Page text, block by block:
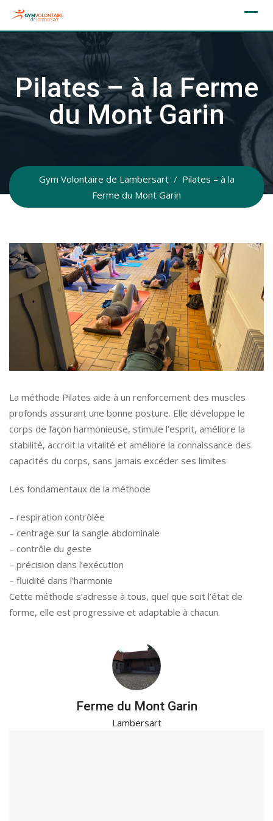
Skip
content
Pilates – à la Ferme
du Mont Garin
Gym Volontaire de Lambersart / Pilates – à la
Ferme du Mont Garin
La méthode Pilates aide à un renforcement des muscles
profonds assurant une bonne posture. Elle développe le
corps de façon harmonieuse, stimule l’esprit, améliore la
stabilité, accroit la vitalité et améliore la connaissance des
capacités du corps, sans jamais excéder ses limites
Les fondamentaux de la méthode
– respiration contrôlée
– centrage sur la sangle abdominale
– contrôle du geste
– précision dans l’exécution
– fluidité dans l’harmonie
Cette méthode s’adresse à tous, quel que soit l’état de
forme, elle est progressive et adaptable à chacun.
Ferme du Mont Garin
Lambersart